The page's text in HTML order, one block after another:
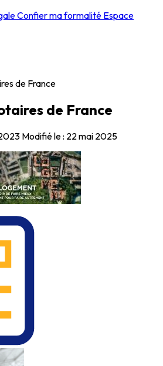
Confier ma formalité Espace
de France
de France
Modifié le : 22 mai 2025